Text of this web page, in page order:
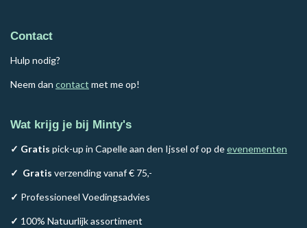
Contact
Hulp nodig?
Neem dan contact met me op!
Wat krijg je bij Minty's
✓ Gratis pick-up in Capelle aan den Ijssel of op deevenementen
✓ Gratis verzending vanaf € 75,-
✓ Professioneel Voedingsadvies
✓ 100% Natuurlijk assortiment